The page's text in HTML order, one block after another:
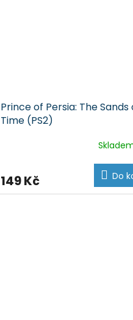
Prince of Persia: The Sands
Time (PS2)
149 Kč Do